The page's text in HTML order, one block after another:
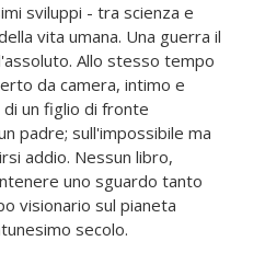
sviluppi - tra scienza e
vita umana. Una guerra il
Allo stesso tempo
da camera, intimo e
un figlio di fronte
padre; sull'impossibile ma
addio. Nessun libro,
uno sguardo tanto
visionario sul pianeta
secolo.